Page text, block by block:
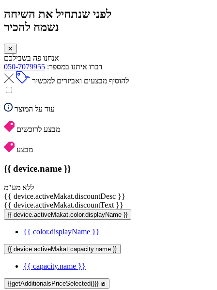
לפני שנתחיל את השיחה
נשמח להכיר
✕
אנחנו פה בשבילכם
דברו איתנו במספר: 050-7079955
להוסיף מבצעים ואביזרים למכשיר
עוד על המוצר
מבצע לרוכשים
מבצע
{{ device.name }}
ללא מע"מ
{{ device.activeMakat.discountDesc }}
{{ device.activeMakat.discountText }}
{{ device.activeMakat.color.displayName }}
{{ color.displayName }}
{{ device.activeMakat.capacity.name }}
{{ capacity.name }}
{{getAdditionalsPriceSelected()}} ₪